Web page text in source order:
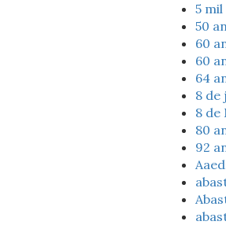
5
50
60
60
64
8 de
8 de
80
92